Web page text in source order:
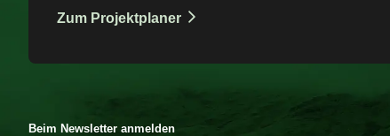
Zum Projektplaner
Beim Newsletter anmelden